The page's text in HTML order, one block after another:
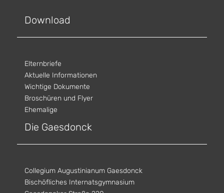
Download
Elternbriefe
Aktuelle Informationen
Wichtige Dokumente
Broschüren und Flyer
Ehemalige
Die Gaesdonck
Collegium Augustinianum Gaesdonck
Bischöfliches Internatsgymnasium